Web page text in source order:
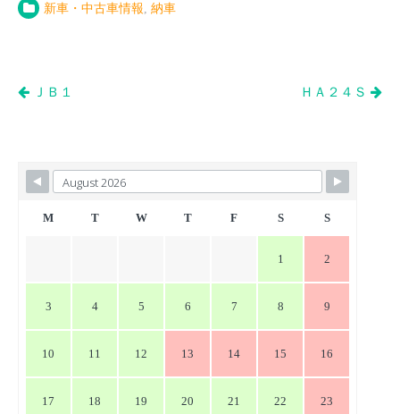
新車・中古車情報, 納車
投
ビ
ゲ
ＪＢ１ ＨＡ２４Ｓ
M T W T F S S
1 2
3 4 5 6 7 8 9
10 11 12 13 14 15 16
17 18 19 20 21 22 23